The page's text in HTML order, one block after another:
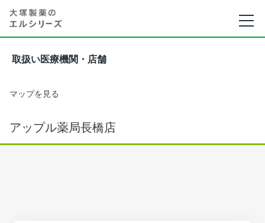
取扱い医療機関・店舗
マップを見る
アップル薬局長橋店